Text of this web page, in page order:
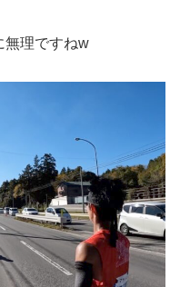
無理ですねw